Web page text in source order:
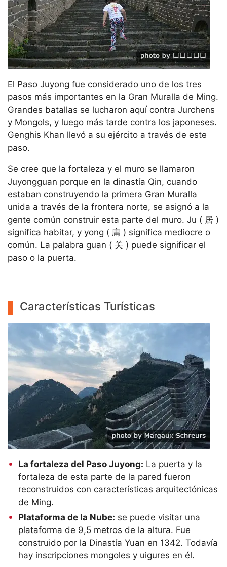
El Paso Juyong fue considerado uno de los tres
pasos más importantes en la Gran Muralla de Ming.
Grandes batallas se lucharon aquí contra Jurchens
y Mongols, y luego más tarde contra los japoneses.
Genghis Khan llevó a su ejército a través de este
paso.
Se cree que la fortaleza y el muro se llamaron
Juyongguan porque en la dinastía Qin, cuando
estaban construyendo la primera Gran Muralla
unida a través de la frontera norte, se asignó a la
gente común construir esta parte del muro. Ju ( 居 )
significa habitar, y yong ( 庸 ) significa mediocre o
común. La palabra guan ( 关 ) puede significar el
paso o la puerta.
Características Turísticas
La fortaleza del Paso Juyong: La puerta y la
fortaleza de esta parte de la pared fueron
reconstruidos con características arquitectónicas
de Ming.
Plataforma de la Nube: se puede visitar una
plataforma de 9,5 metros de la altura. Fue
construido por la Dinastía Yuan en 1342. Todavía
hay inscripciones mongoles y uigures en él.